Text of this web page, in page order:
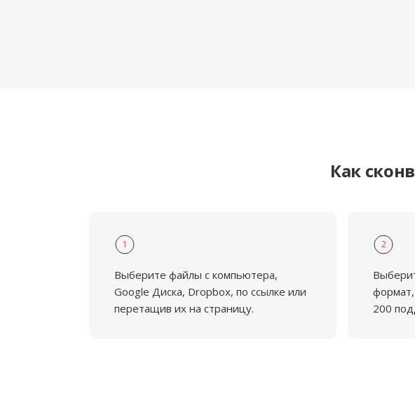
Как
1
Выберите файлы с компьютера,
Google Диска, Dropbox, по ссылке или
перетащив их на страницу.
2
200